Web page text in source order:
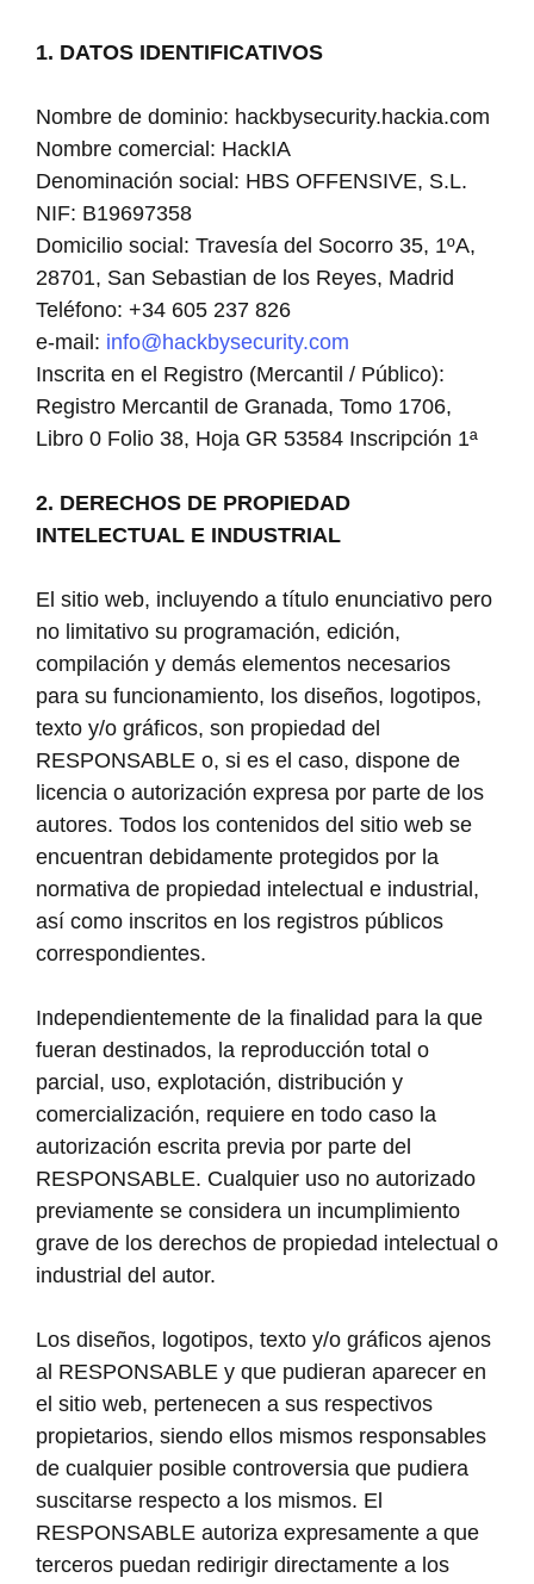
1. DATOS IDENTIFICATIVOS
Nombre de dominio: hackbysecurity.hackia.com
Nombre comercial: HackIA
Denominación social: HBS OFFENSIVE, S.L.
NIF: B19697358
Domicilio social: Travesía del Socorro 35, 1ºA,
28701, San Sebastian de los Reyes, Madrid
Teléfono: +34 605 237 826
e-mail: info@hackbysecurity.com
Inscrita en el Registro (Mercantil / Público):
Registro Mercantil de Granada, Tomo 1706,
Libro 0 Folio 38, Hoja GR 53584 Inscripción 1ª
2. DERECHOS DE PROPIEDAD
INTELECTUAL E INDUSTRIAL
El sitio web, incluyendo a título enunciativo pero
no limitativo su programación, edición,
compilación y demás elementos necesarios
para su funcionamiento, los diseños, logotipos,
texto y/o gráficos, son propiedad del
RESPONSABLE o, si es el caso, dispone de
licencia o autorización expresa por parte de los
autores. Todos los contenidos del sitio web se
encuentran debidamente protegidos por la
normativa de propiedad intelectual e industrial,
así como inscritos en los registros públicos
correspondientes.
Independientemente de la finalidad para la que
fueran destinados, la reproducción total o
parcial, uso, explotación, distribución y
comercialización, requiere en todo caso la
autorización escrita previa por parte del
RESPONSABLE. Cualquier uso no autorizado
previamente se considera un incumplimiento
grave de los derechos de propiedad intelectual o
industrial del autor.
Los diseños, logotipos, texto y/o gráficos ajenos
al RESPONSABLE y que pudieran aparecer en
el sitio web, pertenecen a sus respectivos
propietarios, siendo ellos mismos responsables
de cualquier posible controversia que pudiera
suscitarse respecto a los mismos. El
RESPONSABLE autoriza expresamente a que
terceros puedan redirigir directamente a los